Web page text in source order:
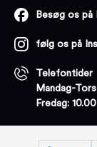
Besøg os på
følg os på
Telefontider
Mandag-
Fredag: